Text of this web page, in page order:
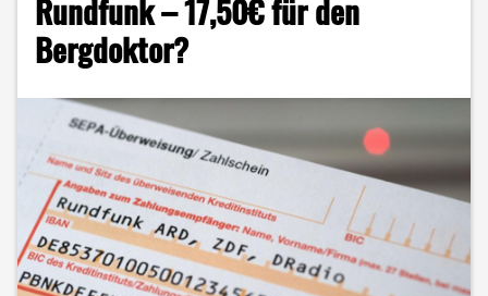
Rundfunk – 17,50€ für den
Bergdoktor?